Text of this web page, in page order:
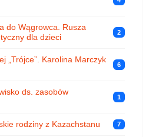
do Wągrowca. Rusza
dla dzieci
2
„Trójce”. Karolina Marczyk
6
ds. zasobów
1
rodziny z Kazachstanu 7